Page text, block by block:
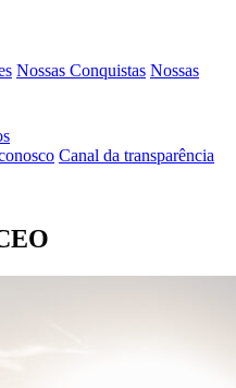
Nossas Conquistas Nossas
Canal da transparência